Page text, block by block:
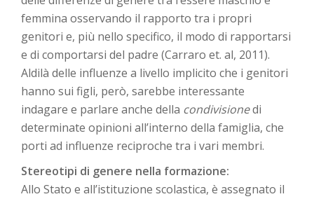
femmina osservando il rapporto tra i propri
genitori e, più nello specifico, il modo di rapportarsi
e di comportarsi del padre (Carraro et. al, 2011).
Aldilà delle influenze a livello implicito che i genitori
hanno sui figli, però, sarebbe interessante
indagare e parlare anche della condivisionedi
determinate opinioni all’interno della famiglia, che
porti ad influenze reciproche tra i vari membri.
Stereotipi di genere nella formazione:
Allo Stato e all’istituzione scolastica, è assegnato il